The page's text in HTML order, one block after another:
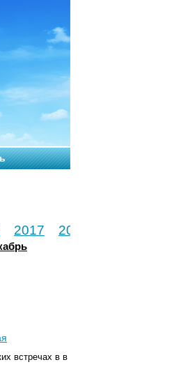
2017 2018
встречах в в